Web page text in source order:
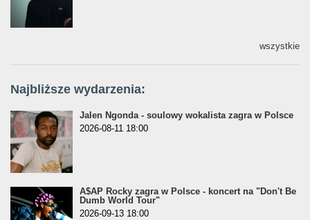
wszystkie
Najbliższe wydarzenia:
Jalen Ngonda - soulowy wokalista zagra w Polsce
2026-08-11 18:00
A$AP Rocky zagra w Polsce - koncert na "Don't Be
Dumb World Tour"
2026-09-13 18:00